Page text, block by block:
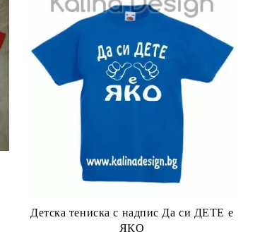
Детска тениска с надпис Да си ДЕТЕ е
ЯКО